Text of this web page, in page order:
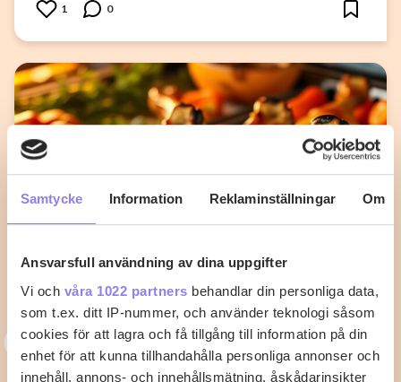
Samtycke Information Reklaminställningar Om
Ansvarsfull användning av dina uppgifter
Vi och våra 1022 partners behandlar din personliga data,
som t.ex. ditt IP-nummer, och använder teknologi såsom
cookies för att lagra och få tillgång till information på din
enhet för att kunna tillhandahålla personliga annonser och
innehåll, annons- och innehållsmätning, åskådarinsikter
1 0
3 33alva